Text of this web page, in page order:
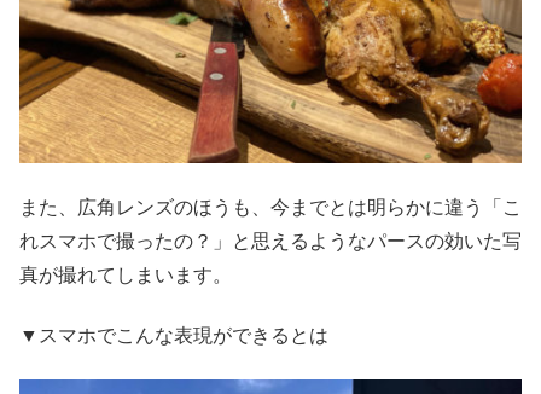
また、広角レンズのほうも、今までとは明らかに違う「こ
れスマホで撮ったの？」と思えるようなパースの効いた写
真が撮れてしまいます。
▼スマホでこんな表現ができるとは